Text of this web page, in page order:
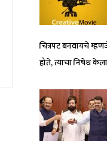
चित्रपट बनवायचे
होते, त्याचा निषेध